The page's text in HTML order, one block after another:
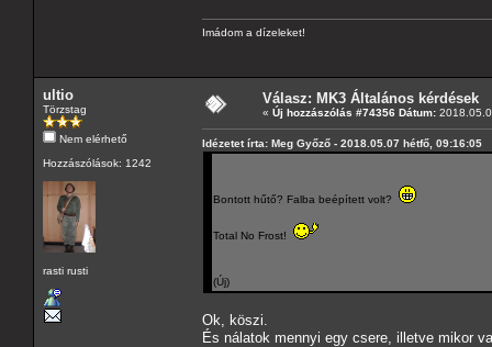
Imádom a dízeleket!
ultio
Törzstag
Nem elérhető
Hozzászólások: 1242
rasti rusti
Válasz: MK3 Általános kérdések
« Új hozzászólás #74356 Dátum:
Idézetet írta: Meg Győző - 2018.05.07 hétfő, 09:16:05
Bontott hűtő? Falba beépített volt?
Total No Frost!
(Új)
Ok, köszi.
És nálatok mennyi egy csere, illetve mikor